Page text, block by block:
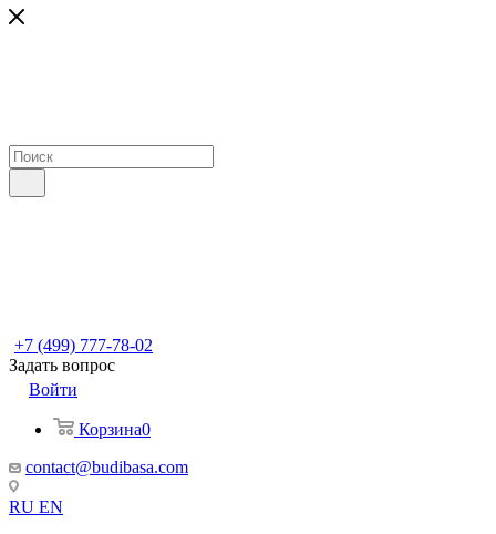
+7 (499) 777-78-02
Задать вопрос
Войти
Корзина0
contact@budibasa.com
RU EN